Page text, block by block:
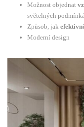
Možnost objednat
světelných
Způsob, jak
Moderní design